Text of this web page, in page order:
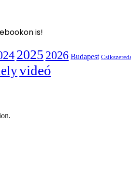
is!
2025 2026 Budapest
videó